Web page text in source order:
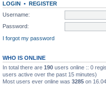
LOGIN • REGISTER
Username:
Password:
I forgot my password
WHO IS ONLINE
In total there are 190 users online :: 0
users active over the past 15 minutes)
Most users ever online was 3285 on